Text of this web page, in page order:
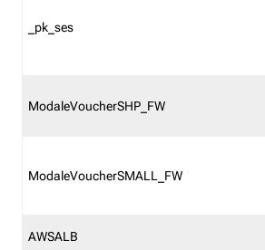
_pk_ses
ModaleVoucherSHP_FW
ModaleVoucherSMALL_FW
AWSALB